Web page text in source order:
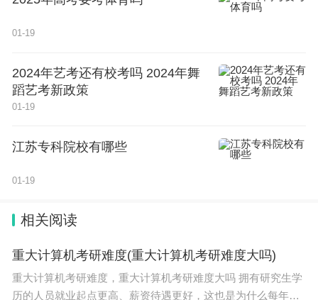
01-19
2024年艺考还有校考吗 2024年舞
蹈艺考新政策
01-19
江苏专科院校有哪些
01-19
相关阅读
重大计算机考研难度(重大计算机考研难度大吗)
重大计算机考研难度，重大计算机考研难度大吗 拥有研究生学
历的人员就业起点更高、薪资待遇更好，这也是为什么每年都